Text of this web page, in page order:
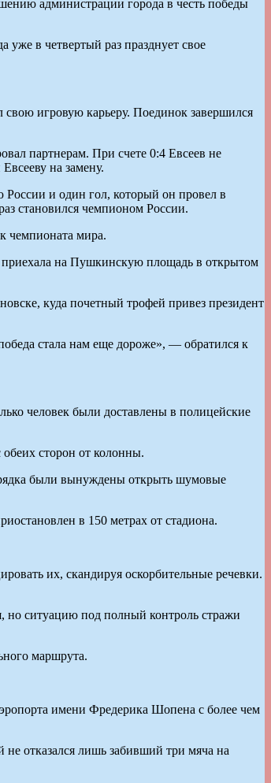
администрации города в честь победы
уже в четвертый раз празднует свое
игровую карьеру. Поединок завершился
партнерам. При счете 0:4 Евсеев не
на замену.
России и один гол, который он провел в
становился чемпионом России.
чемпионата мира.
на Пушкинскую площадь в открытом
куда почетный трофей привез президент
стала нам еще дороже», — обратился к
человек были доставлены в полицейские
сторон от колонны.
были вынуждены открыть шумовые
в 150 метрах от стадиона.
их, скандируя оскорбительные речевки.
но ситуацию под полный контроль стражи
маршрута.
имени Фредерика Шопена с более чем
не отказался лишь забивший три мяча на